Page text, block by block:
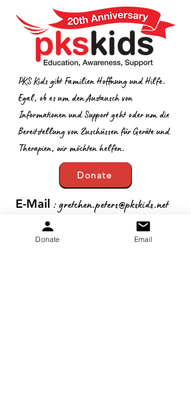
PKS Kids gibt Familien Hoffnung und Hilfe.
Egal, ob es um den Austausch von
Informationen und Support geht oder um die
Bereitstellung von Zuschüssen für Geräte und
Therapien, wir möchten helfen.
Donate
E-Mail :gretchen.peters@pkskids.net
Telefon
Steuernummer
20-5653-043
Donate Email